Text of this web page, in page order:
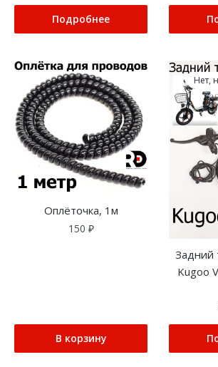
Подробнее
Оплёточка, 1м
150 ₽
В корзину
Нет,
Задний
Kugoo